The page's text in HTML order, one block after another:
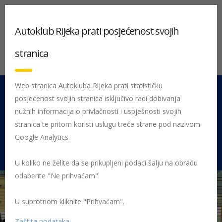
051 212 442 Centrala
Pon - Pet 08:00 - 16:00
Rujevica 9/1, 51000 Rijeka
Početna Posljednje objavljene novosti
Autoklub Rijeka prati posjećenost svojih
stranica
Web stranica Autokluba Rijeka prati statističku
posjećenost svojih stranica isključivo radi dobivanja
nužnih informacija o privlačnosti i uspješnosti svojih
stranica te pritom koristi uslugu treće strane pod nazivom
Google Analytics.
U koliko ne želite da se prikupljeni podaci šalju na obradu
odaberite "Ne prihvaćam".
U suprotnom kliknite "Prihvaćam".